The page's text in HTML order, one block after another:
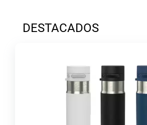
DESTACADOS